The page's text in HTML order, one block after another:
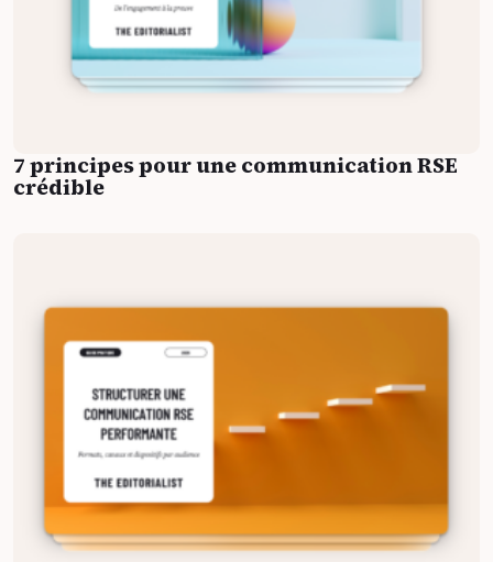
7 principes pour une communication RSE
crédible